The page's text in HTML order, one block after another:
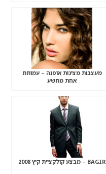
מעצבות מציגות אופנה – עמותת
אחת מתשע
BAGIR – מבצע קולקציית קיץ 2008